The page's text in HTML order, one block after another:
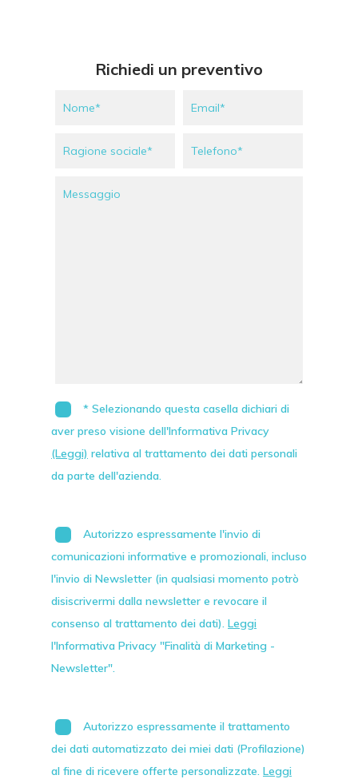
Richiedi un preventivo
* Selezionando questa casella dichiari di
aver preso visione dell'Informativa Privacy
(Leggi) relativa al trattamento dei dati personali
da parte dell'azienda.
Autorizzo espressamente l'invio di
comunicazioni informative e promozionali, incluso
l'invio di Newsletter (in qualsiasi momento potrò
disiscrivermi dalla newsletter e revocare il
consenso al trattamento dei dati). Leggi
l'Informativa Privacy "Finalità di Marketing -
Newsletter".
Autorizzo espressamente il trattamento
dei dati automatizzato dei miei dati (Profilazione)
al fine di ricevere offerte personalizzate. Leggi